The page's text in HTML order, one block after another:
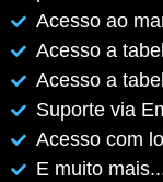
Acesso ao
Acesso a
Acesso a
Suporte via
Acesso com
E muito